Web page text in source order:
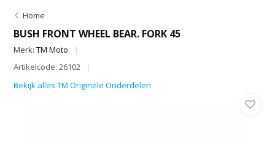
Home
BUSH FRONT WHEEL BEAR. FORK 45
Merk:TM Moto
Artikelcode: 26102
Bekijk alles TM Originele Onderdelen